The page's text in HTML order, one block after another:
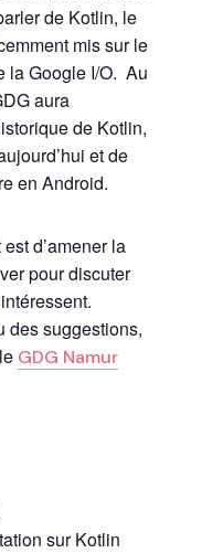
de Kotlin, le
mis sur le
la Google I/O. Au
aura
de Kotlin,
et de
en Android.
d’amener la
pour discuter
des suggestions,
GDG Namur
sur Kotlin